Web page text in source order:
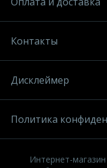
Контакты
Дисклеймер
Политика
Интернет-